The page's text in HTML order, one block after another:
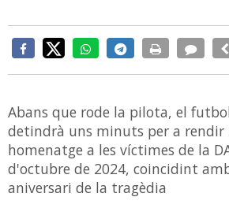
Abans que rode la pilota, el
detindrà uns minuts per a
homenatge a les víctimes de la
d'octubre de 2024, coincidint
aniversari de la tragèdia